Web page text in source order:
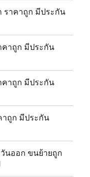
ราคาถูก มีประกัน
คาถูก มีประกัน
คาถูก มีประกัน
าถูก มีประกัน
นออก ขนย้ายถูก